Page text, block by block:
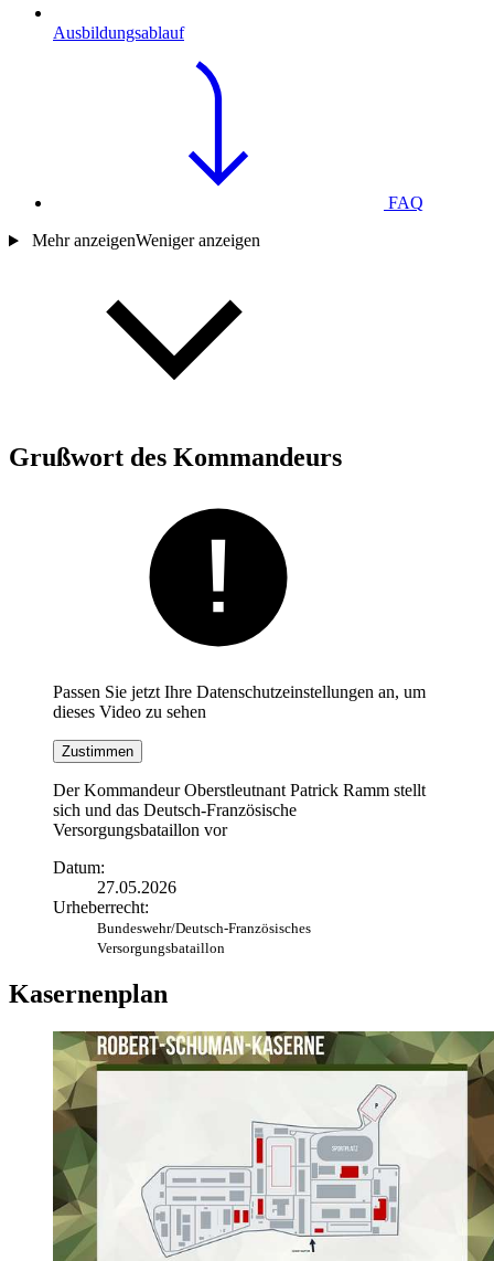
Ausbildungsablauf
FAQ
Mehr anzeigenWeniger anzeigen
Grußwort des Kommandeurs
Passen Sie jetzt Ihre Datenschutzeinstellungen an, um
dieses Video zu sehen
Zustimmen
Der Kommandeur Oberstleutnant Patrick Ramm stellt
sich und das Deutsch-Französische
Versorgungsbataillon vor
Datum:
27.05.2026
Urheberrecht:
Bundeswehr/Deutsch-Französisches
Versorgungsbataillon
Kasernenplan